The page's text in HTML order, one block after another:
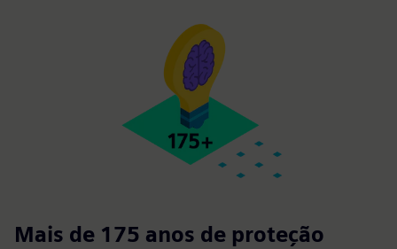
Mais de 175 anos de proteção